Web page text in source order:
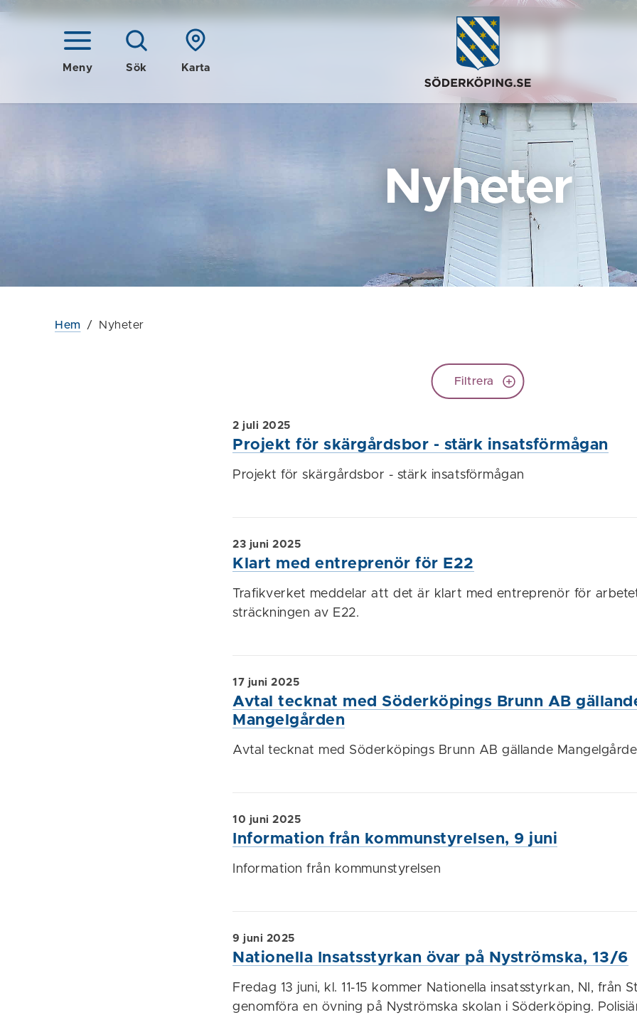
Meny Sök Karta
Nyheter
Hem / Nyheter
Filtrera
Projekt för skärgårdsbor - stärk insatsförmågan
2 juli 2025
Projekt för skärgårdsbor - stärk insatsförmågan
Klart med entreprenör för E22
23 juni 2025
Trafikverket meddelar att det är klart med entreprenör för
sträckningen av E22.
Avtal tecknat med Söderköpings Brunn AB
Mangelgården
17 juni 2025
Avtal tecknat med Söderköpings Brunn AB gällande
Information från kommunstyrelsen, 9 juni
10 juni 2025
Information från kommunstyrelsen
Nationella Insatsstyrkan övar på Nyströmska, 13/6
9 juni 2025
Fredag 13 juni, kl. 11-15 kommer Nationella insatsstyrkan, NI, från
genomföra en övning på Nyströmska skolan i Söderköping.